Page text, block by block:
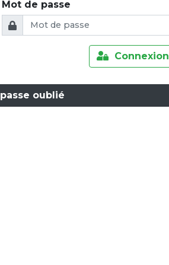
Mot de passe
Connexion
oublié